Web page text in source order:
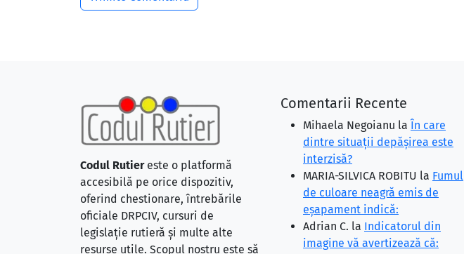
Codul Rutiereste o platformă
accesibilă pe orice dispozitiv,
oferind chestionare, întrebările
oficiale DRPCIV, cursuri de
legislație rutieră și multe alte
resurse utile. Scopul nostru este să
Comentarii Recente
Mihaela Negoianu la În care
dintre situaţii depăşirea este
interzisă?
MARIA-SILVICA ROBITU la Fumul
de culoare neagră emis de
eşapament indică:
Adrian C. la Indicatorul din
imagine vă avertizează că: